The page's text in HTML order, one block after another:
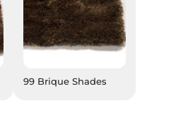
99 Brique Shades
99 Brique Shades